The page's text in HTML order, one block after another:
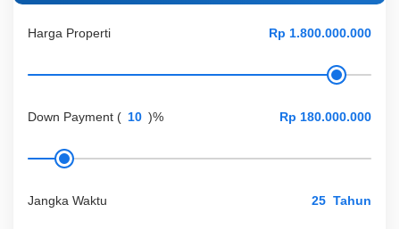
Harga Properti
Down Payment ( )%
Jangka Waktu Tahun